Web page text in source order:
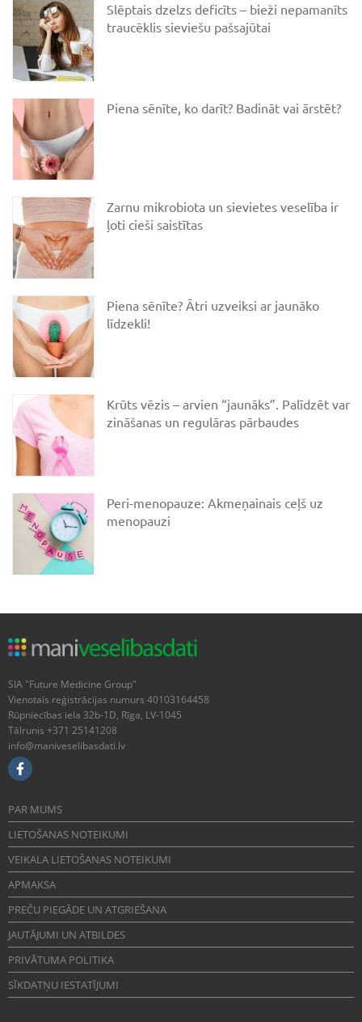
Slēptais dzelzs deficīts – bieži nepamanīts
traucēklis sieviešu pašsajūtai
Piena sēnīte, ko darīt? Badināt vai ārstēt?
Zarnu mikrobiota un sievietes veselība ir
ļoti cieši saistītas
Piena sēnīte? Ātri uzveiksi ar jaunāko
līdzekli!
Krūts vēzis – arvien “jaunāks”. Palīdzēt var
zināšanas un regulāras pārbaudes
Peri-menopauze: Akmeņainais ceļš uz
menopauzi
SIA "Future Medicine Group"
Vienotais reģistrācijas numurs 40103164458
Rūpniecības iela 32b-1D, Rīga, LV-1045
Tālrunis +371 25141208
info@maniveselibasdati.lv
PAR MUMS
LIETOŠANAS NOTEIKUMI
VEIKALA LIETOŠANAS NOTEIKUMI
APMAKSA
PREČU PIEGĀDE UN ATGRIEŠANA
JAUTĀJUMI UN ATBILDES
PRIVĀTUMA POLITIKA
SĪKDATŅU IESTATĪJUMI